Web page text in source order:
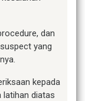
dan
yang
kepada
latihan diatas